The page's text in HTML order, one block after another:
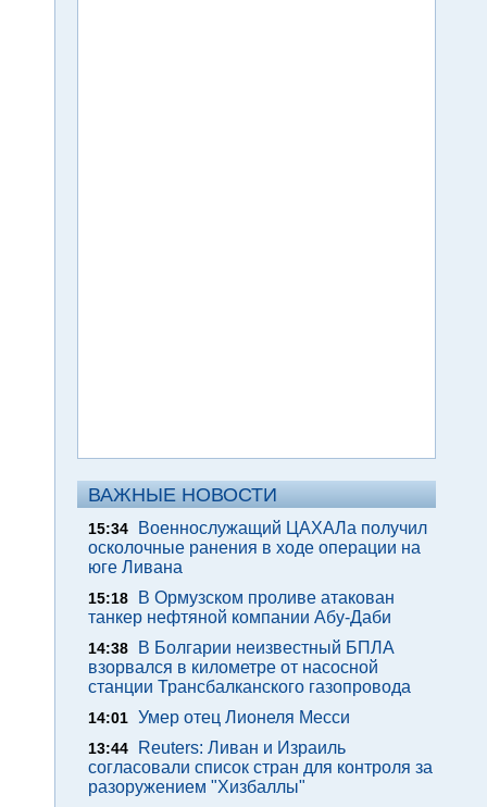
ВАЖНЫЕ НОВОСТИ
15:34
Военнослужащий ЦАХАЛа получил
осколочные ранения в ходе операции на
юге Ливана
15:18
В Ормузском проливе атакован
танкер нефтяной компании Абу-Даби
14:38
В Болгарии неизвестный БПЛА
взорвался в километре от насосной
станции Трансбалканского газопровода
14:01 Умер отец Лионеля Месси
13:44
Reuters: Ливан и Израиль
согласовали список стран для контроля за
разоружением "Хизбаллы"